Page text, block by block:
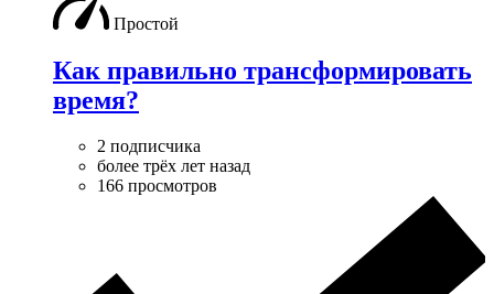
Простой
Как правильно трансформировать
время?
2 подписчика
более трёх лет назад
166 просмотров